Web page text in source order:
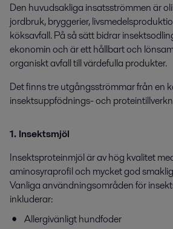
Den huvudsakliga insatsströmmen är
jordbruk, bryggerier,
köksavfall. På så sätt bidrar
ekonomin och är ett hållbart och
organiskt avfall till värdefulla produkter.
Det finns tre utgångsströmmar från en
insektsuppfödnings- och
1. Insektsmjöl
Insektsproteinmjöl är av hög kvalitet
aminosyraprofil och mycket god
Vanliga användningsområden för
inkluderar:
Allergivänligt hundfoder